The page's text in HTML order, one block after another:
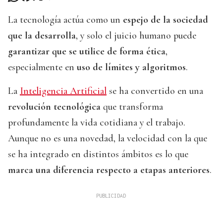
La tecnología actúa como un espejo de la sociedad
que la desarrolla, y solo el juicio humano puede
garantizar que se utilice de forma ética,
especialmente en uso de límites y algoritmos.
La Inteligencia Artificial se ha convertido en una
revolución tecnológica que transforma
profundamente la vida cotidiana y el trabajo.
Aunque no es una novedad, la velocidad con la que
se ha integrado en distintos ámbitos es lo que
marca una diferencia respecto a etapas anteriores.